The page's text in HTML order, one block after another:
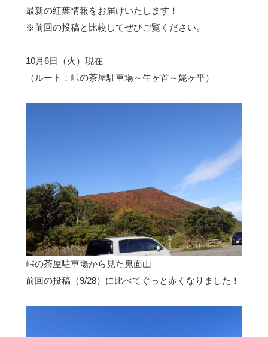
最新の紅葉情報をお届けいたします！
※前回の投稿と比較してぜひご覧ください。
10月6日（火）現在
（ルート：峠の茶屋駐車場～牛ヶ首～姥ヶ平）
峠の茶屋駐車場から見た鬼面山
前回の投稿（9/28）に比べてぐっと赤くなりました！